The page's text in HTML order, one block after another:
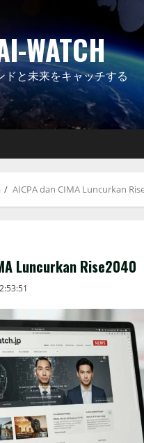
WATCH
ドと未来をキャッチする
AICPA dan CIMA Luncurkan
Luncurkan Rise2040